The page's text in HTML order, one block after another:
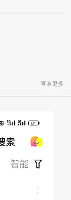
查看更多